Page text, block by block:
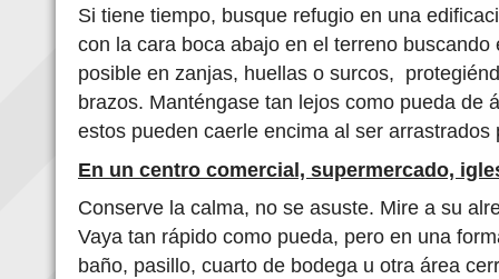
Si tiene tiempo, busque refugio en una
con la cara boca abajo en el terreno
posible en zanjas, huellas o surcos,
brazos. Manténgase tan lejos como pueda de
estos pueden caerle encima al ser arrastrados
En un centro comercial, supermercado,
Conserve la calma, no se asuste. Mire a su
Vaya tan rápido como pueda, pero en una
baño, pasillo, cuarto de bodega u otra área